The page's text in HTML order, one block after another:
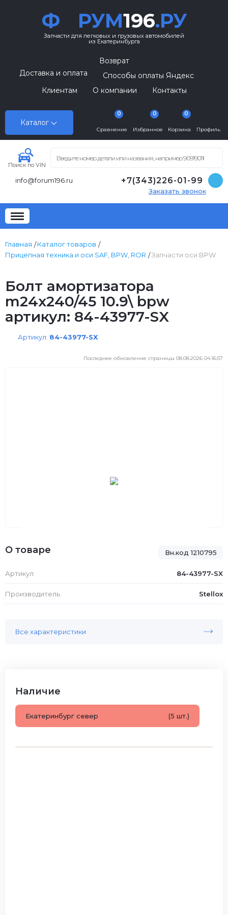
Ф РУМ196.РУ
Запчасти для легковых и грузовых автомобилей
из Екатеринбурга
Каталог
Возврат
Доставка и оплата
Способы оплаты Яндекс
Клиентам
О компании Контакты
Сравнение
0
Избранное
0
Корзина
0
Профиль
Поиск по VIN
info@forum196.ru +7(343)226-01-99
Заказать звонок
Главная
Каталог товаров
Прицепная техника и оси SAF, BPW, ROR
Запчасти оси BPW
Болт амортизатора
m24x240/45 10.9\ bpw
артикул: 84-43977-SX
Артикул: 84-43977-SX
Последнее обновление страницы 08.08.2026 04:16:57
Вн.код 1210795
О товаре
Артикул 84-43977-SX
Производитель Stellox
Все характеристики
Наличие
Екатеринбург север (5 шт.)